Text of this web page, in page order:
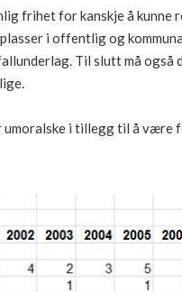
frihet for kanskje å kunne
i offentlig og
Til slutt må
i tillegg til å være